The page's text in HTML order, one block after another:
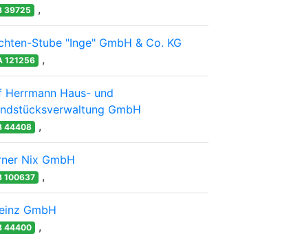
39725 ,
Stube "Inge" GmbH & Co. KG
121256 ,
Herrmann Haus- und
GmbH
44408 ,
Nix GmbH
100637 ,
GmbH
44400 ,